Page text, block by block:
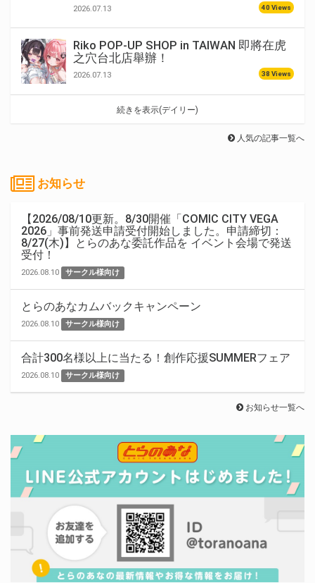
2026.07.13 40 Views
Riko POP-UP SHOP in TAIWAN 即將在虎
之穴台北店舉辦！
2026.07.13 38 Views
続きを表示(デイリー)
人気の記事一覧へ
お知らせ
【2026/08/10更新。8/30開催「COMIC CITY VEGA
2026」事前発送申請受付開始しました。申請締切：
8/27(木)】とらのあな委託作品を イベント会場で発送
受付！
2026.08.10 サークル様向け
とらのあなカムバックキャンペーン
2026.08.10 サークル様向け
合計300名様以上に当たる！創作応援SUMMERフェア
2026.08.10 サークル様向け
お知らせ一覧へ